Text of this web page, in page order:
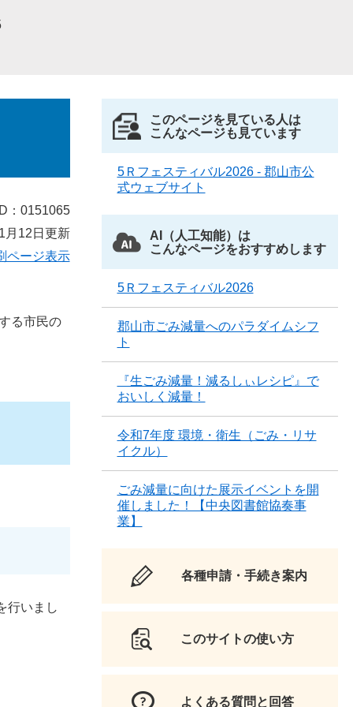
：0151065
月12日更新
ページ表示
る市民の
行いまし
このページを見ている人は
こんなページも見ています
5Ｒフェスティバル2026 - 郡山市公
式ウェブサイト
AI（人工知能）は
こんなページをおすすめします
5Ｒフェスティバル2026
郡山市ごみ減量へのパラダイムシフ
ト
『生ごみ減量！減るしぃレシピ』で
おいしく減量！
令和7年度 環境・衛生（ごみ・リサ
イクル）
ごみ減量に向けた展示イベントを開
催しました！【中央図書館協奏事
業】
各種申請・手続き案内
このサイトの使い方
よくある質問と回答